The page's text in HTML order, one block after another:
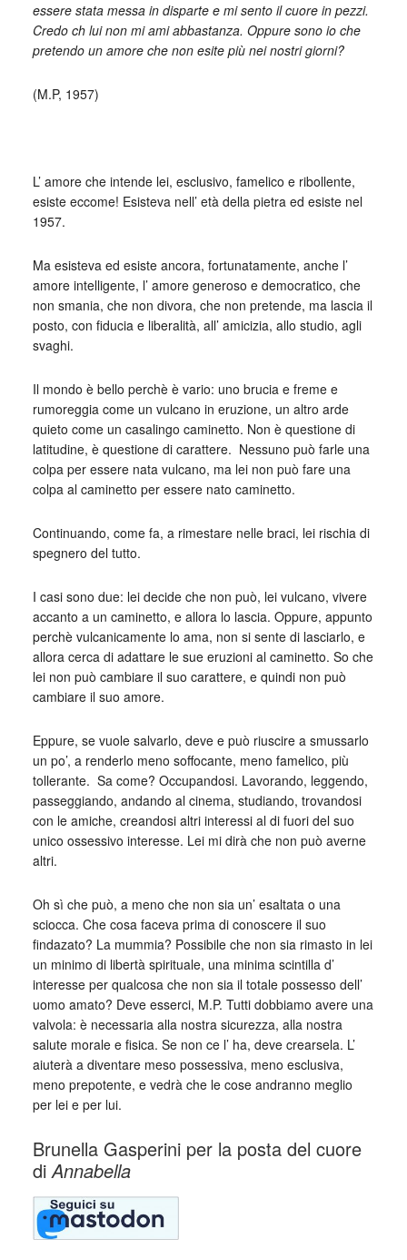
essere stata messa in disparte e mi sento il cuore in pezzi.
Credo ch lui non mi ami abbastanza. Oppure sono io che
pretendo un amore che non esite più nei nostri giorni?
(M.P, 1957)
L’ amore che intende lei, esclusivo, famelico e ribollente,
esiste eccome! Esisteva nell’ età della pietra ed esiste nel
1957.
Ma esisteva ed esiste ancora, fortunatamente, anche l’
amore intelligente, l’ amore generoso e democratico, che
non smania, che non divora, che non pretende, ma lascia il
posto, con fiducia e liberalità, all’ amicizia, allo studio, agli
svaghi.
Il mondo è bello perchè è vario: uno brucia e freme e
rumoreggia come un vulcano in eruzione, un altro arde
quieto come un casalingo caminetto. Non è questione di
latitudine, è questione di carattere. Nessuno può farle una
colpa per essere nata vulcano, ma lei non può fare una
colpa al caminetto per essere nato caminetto.
Continuando, come fa, a rimestare nelle braci, lei rischia di
spegnero del tutto.
I casi sono due: lei decide che non può, lei vulcano, vivere
accanto a un caminetto, e allora lo lascia. Oppure, appunto
perchè vulcanicamente lo ama, non si sente di lasciarlo, e
allora cerca di adattare le sue eruzioni al caminetto. So che
lei non può cambiare il suo carattere, e quindi non può
cambiare il suo amore.
Eppure, se vuole salvarlo, deve e può riuscire a smussarlo
un po’, a renderlo meno soffocante, meno famelico, più
tollerante. Sa come? Occupandosi. Lavorando, leggendo,
passeggiando, andando al cinema, studiando, trovandosi
con le amiche, creandosi altri interessi al di fuori del suo
unico ossessivo interesse. Lei mi dirà che non può averne
altri.
Oh sì che può, a meno che non sia un’ esaltata o una
sciocca. Che cosa faceva prima di conoscere il suo
findazato? La mummia? Possibile che non sia rimasto in lei
un minimo di libertà spirituale, una minima scintilla d’
interesse per qualcosa che non sia il totale possesso dell’
uomo amato? Deve esserci, M.P. Tutti dobbiamo avere una
valvola: è necessaria alla nostra sicurezza, alla nostra
salute morale e fisica. Se non ce l’ ha, deve crearsela. L’
aiuterà a diventare meso possessiva, meno esclusiva,
meno prepotente, e vedrà che le cose andranno meglio
per lei e per lui.
Brunella Gasperini per la posta del cuore
diAnnabella